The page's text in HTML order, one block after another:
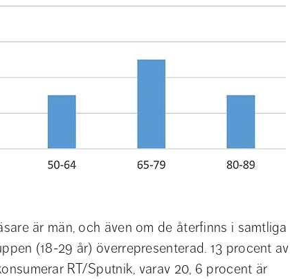
är män, och även om de återfinns i samtliga
(18-29 år) överrepresenterad. 13 procent av
RT/Sputnik, varav 20, 6 procent är